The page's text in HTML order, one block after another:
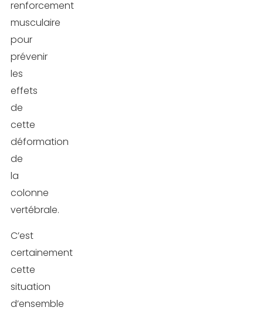
renforcement
musculaire
pour
prévenir
les
effets
de
cette
déformation
de
la
colonne
vertébrale.
C’est
certainement
cette
situation
d’ensemble